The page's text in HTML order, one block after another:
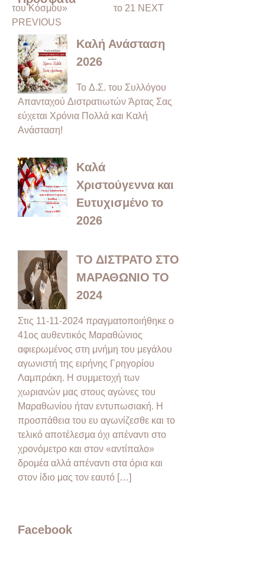
του Κόσμου»
PREVIOUS
το 21 NEXT
Καλή Ανάσταση
2026
Το Δ.Σ. του Συλλόγου
Απανταχού Διστρατιωτών Άρτας Σας
εύχεται Χρόνια Πολλά και Καλή
Ανάσταση!
Καλά
Χριστούγεννα και
Ευτυχισμένο το
2026
ΤΟ ΔΙΣΤΡΑΤΟ ΣΤΟ
ΜΑΡΑΘΩΝΙΟ ΤΟ
2024
Στις 11-11-2024 πραγματοποιήθηκε ο
41ος αυθεντικός Μαραθώνιος
αφιερωμένος στη μνήμη του μεγάλου
αγωνιστή της ειρήνης Γρηγορίου
Λαμπράκη. Η συμμετοχή των
χωριανών μας στους αγώνες του
Μαραθωνίου ήταν εντυπωσιακή. Η
προσπάθεια του ευ αγωνίζεσθε και το
τελικό αποτέλεσμα όχι απέναντι στο
χρονόμετρο και στον «αντίπαλο»
δρομέα αλλά απέναντι στα όρια και
στον ίδιο μας τον εαυτό […]
Facebook